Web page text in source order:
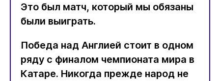
Это был матч, который мы обязаны
были выиграть.
Победа над Англией стоит в одном
ряду с финалом чемпионата мира в
Катаре. Никогда прежде народ не